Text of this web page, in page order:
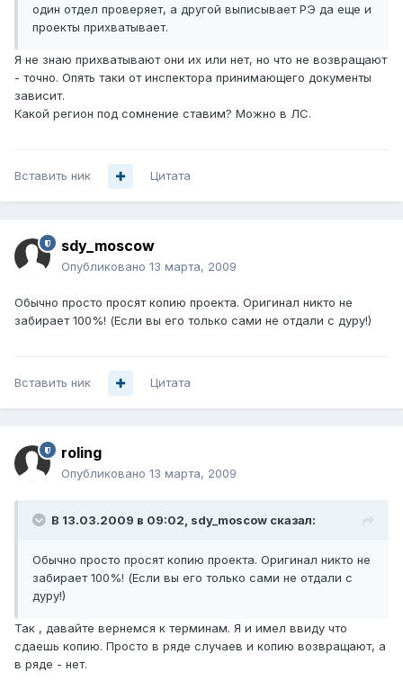
один отдел проверяет, а другой выписывает РЭ да еще и
проекты прихватывает.
Я не знаю прихватывают они их или нет, но что не возвращают
- точно. Опять таки от инспектора принимающего документы
зависит.
Какой регион под сомнение ставим? Можно в ЛС.
Вставить ник Цитата
sdy_moscow
Опубликовано 13 марта, 2009
Обычно просто просят копию проекта. Оригинал никто не
забирает 100%! (Если вы его только сами не отдали с дуру!)
Вставить ник Цитата
roling
Опубликовано 13 марта, 2009
В 13.03.2009 в 09:02, sdy_moscow сказал:
Обычно просто просят копию проекта. Оригинал никто не
забирает 100%! (Если вы его только сами не отдали с
дуру!)
Так , давайте вернемся к терминам. Я и имел ввиду что
сдаешь копию. Просто в ряде случаев и копию возвращают, а
в ряде - нет.